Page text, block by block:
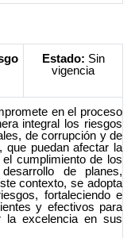
Estado: Sin
vigencia
en el proceso
integral los riesgos
de corrupción y de
que puedan afectar la
cumplimiento de los
de planes,
contexto, se adopta
fortaleciendo e
y efectivos para
la excelencia en sus